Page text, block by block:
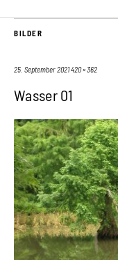
BILDER
25. September 2021420 × 362
Wasser 01